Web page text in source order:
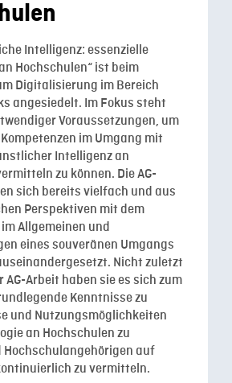
Intelligenz: essenzielle
Hochschulen“ ist beim
Digitalisierung im Bereich
angesiedelt. Im Fokus steht
Voraussetzungen, um
im Umgang mit
Intelligenz an
zu können. Die AG-
sich bereits vielfach und aus
Perspektiven mit dem
Allgemeinen und
eines souveränen Umgangs
Nicht zuletzt
AG-Arbeit haben sie es sich zum
Kenntnisse zu
und Nutzungsmöglichkeiten
an Hochschulen zu
Hochschulangehörigen auf
zu vermitteln.